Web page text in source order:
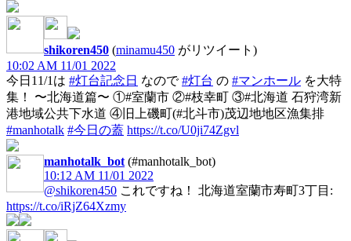
shikoren450 (minamu450 がリツイート)
10:02 AM 11/01 2022
今日11/1は #灯台記念日 なので#灯台 の #マンホール を大特
集！ 〜北海道篇〜 ①#室蘭市 ②#枝幸町 ③#北海道 石狩湾新
港地域公共下水道 ④旧上磯町(#北斗市)茂辺地地区漁集排
#manhotalk #今日の蓋 https://t.co/U0ji74Zgvl
manhotalk_bot (#manhotalk_bot)
10:12 AM 11/01 2022
@shikoren450 これですね！ 北海道室蘭市寿町3丁目:
https://t.co/iRjZ64Xzmy